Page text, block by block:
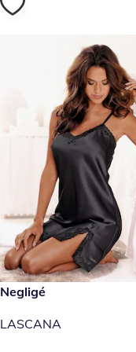
39,99 €
Negligé
LASCANA